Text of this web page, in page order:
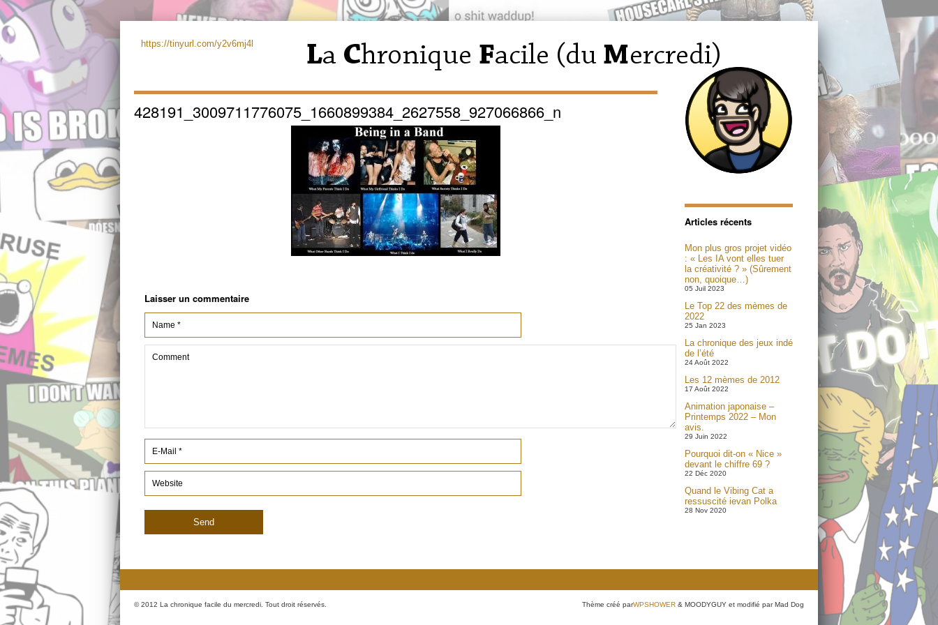
https://tinyurl.com/y2v6mj4l
428191_3009711776075_1660899384_2627558_927066866_n
Laisser un commentaire
Articles récents
Mon plus gros projet vidéo
: « Les IA vont elles tuer
la créativité ? » (Sûrement
non, quoique…)
05 Juil 2023
Le Top 22 des mèmes de
2022
25 Jan 2023
La chronique des jeux indé
de l’été
24 Août 2022
Les 12 mèmes de 2012
17 Août 2022
Animation japonaise –
Printemps 2022 – Mon
avis.
29 Juin 2022
Pourquoi dit-on « Nice »
devant le chiffre 69 ?
22 Déc 2020
Quand le Vibing Cat a
ressuscité ievan Polka
28 Nov 2020
© 2012 La chronique facile du mercredi. Tout droit réservés. Thème créé parWPSHOWER & MOODYGUY et modifié par Mad Dog